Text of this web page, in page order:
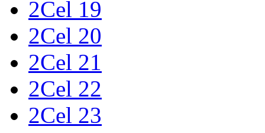
2Cel 19
2Cel 20
2Cel 21
2Cel 22
2Cel 23